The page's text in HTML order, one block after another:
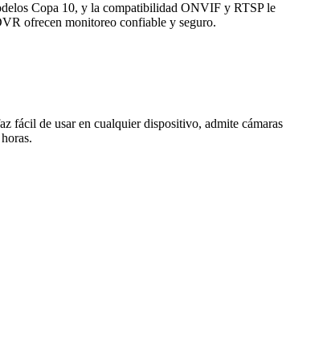
Copa 10, y la compatibilidad ONVIF y RTSP le
ofrecen monitoreo confiable y seguro.
fácil de usar en cualquier dispositivo, admite cámaras